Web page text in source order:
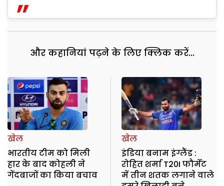
और कहानियां पढ़ने के लिए क्लिक करें...
खेल
भारतीय टीम को मिली
हार के बाद कोहली ने
गेंदबाजों का किया बचाव
खेल
इंडिया बनाम इंग्लैंड :
रोहित शर्मा T20I फौर्मेट
में तीन शतक लगाने वाले